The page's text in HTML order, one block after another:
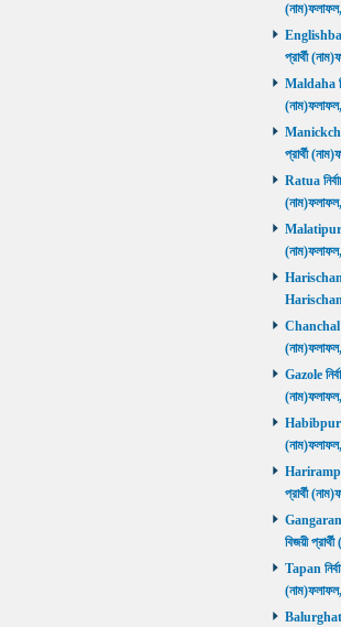
প্রার্থী
Maldaha
প্রার্থী
Ratua
Malatipur
Chanchal
Gazole
Habibpur
প্রার্থী
বিজয়ী
Tapan
Balurghat